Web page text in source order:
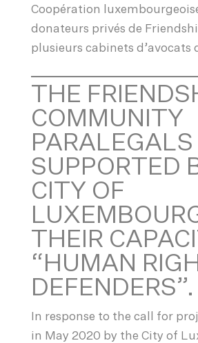
Coopération
donateurs privés de
plusieurs cabinets d’avocats
THE
COMMUNITY
PARALEGALS
SUPPORTED
CITY OF
THEIR
“HUMAN
DEFENDERS”.
In response to the call for
in May 2020 by the City of